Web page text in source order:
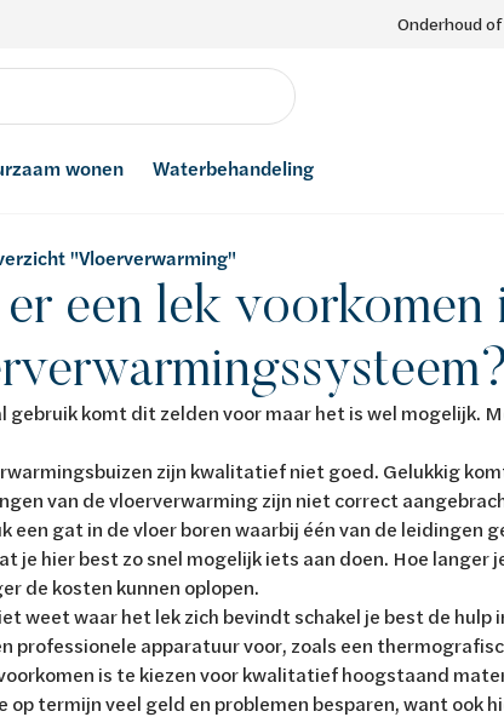
Onderhoud
wonen Waterbehandeling
"Vloerverwarming"
een lek voorkomen
gebruik komt dit zelden voor maar het is wel mogelijk.
zijn kwalitatief niet goed. Gelukkig
van de vloerverwarming zijn niet correct
een gat in de vloer boren waarbij één van de
je hier best zo snel mogelijk iets aan doen. Hoe
de kosten kunnen oplopen.
weet waar het lek zich bevindt schakel je best de
professionele apparatuur voor, zoals een
is te kiezen voor kwalitatief hoogstaand
op termijn veel geld en problemen besparen, want ook